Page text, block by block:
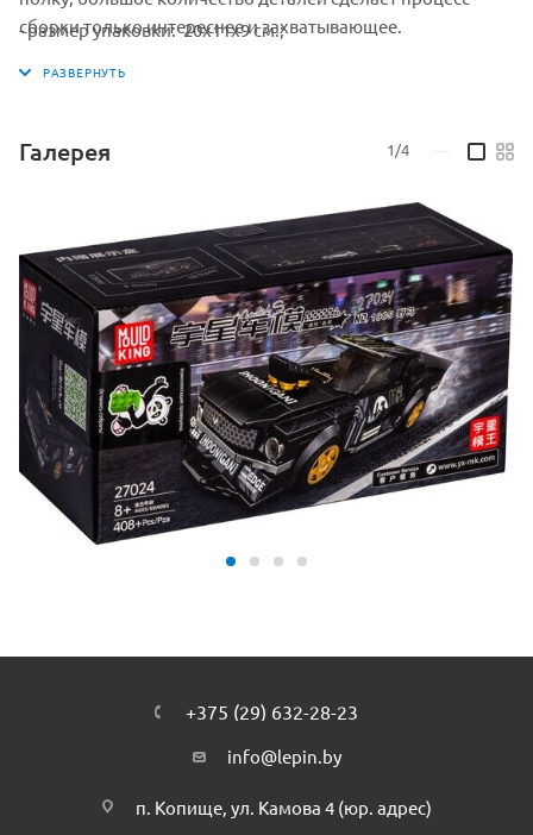
- размер упаковки: 20x11x9 см.;
- производитель: Mould King.
сборки только интереснее и захватывающее.
Галерея 1/4
+375 (29) 632-28-23
info@lepin.by
п. Копище, ул. Камова 4 (юр. адрес)